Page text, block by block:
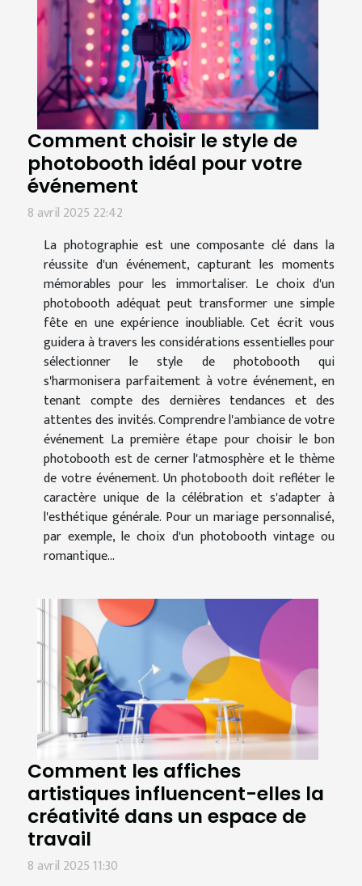
Comment choisir le style de
photobooth idéal pour votre
événement
8 avril 2025 22:42
La photographie est une composante clé dans la
réussite d'un événement, capturant les moments
mémorables pour les immortaliser. Le choix d'un
photobooth adéquat peut transformer une simple
fête en une expérience inoubliable. Cet écrit vous
guidera à travers les considérations essentielles pour
sélectionner le style de photobooth qui
s'harmonisera parfaitement à votre événement, en
tenant compte des dernières tendances et des
attentes des invités. Comprendre l'ambiance de votre
événement La première étape pour choisir le bon
photobooth est de cerner l'atmosphère et le thème
de votre événement. Un photobooth doit refléter le
caractère unique de la célébration et s'adapter à
l'esthétique générale. Pour un mariage personnalisé,
par exemple, le choix d'un photobooth vintage ou
romantique...
Comment les affiches
artistiques influencent-elles la
créativité dans un espace de
travail
8 avril 2025 11:30